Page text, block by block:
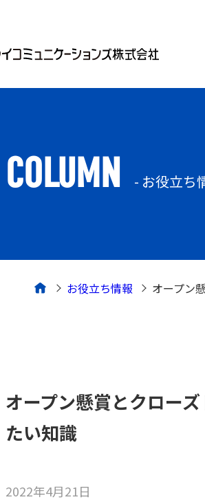
COLUMN - お役立ち
お役立ち情報 オープン
オープン懸賞とクロー
たい知識
2022年4月21日